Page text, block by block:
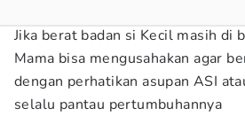
Jika berat badan si Kecil masih di
Mama bisa mengusahakan agar
dengan perhatikan asupan ASI
selalu pantau pertumbuhannya